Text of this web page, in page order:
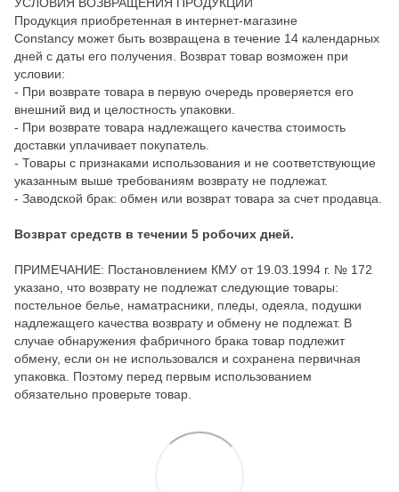
УСЛОВИЯ ВОЗВРАЩЕНИЯ ПРОДУКЦИИ
Продукция приобретенная в интернет-магазине
Constancy может быть возвращена в течение 14 календарных
дней с даты его получения. Возврат товар возможен при
условии:
- При возврате товара в первую очередь проверяется его
внешний вид и целостность упаковки.
- При возврате товара надлежащего качества стоимость
доставки уплачивает покупатель.
- Товары с признаками использования и не соответствующие
указанным выше требованиям возврату не подлежат.
- Заводской брак: обмен или возврат товара за счет продавца.
Возврат средств в течении 5 робочих дней.
ПРИМЕЧАНИЕ: Постановлением КМУ от 19.03.1994 г. № 172
указано, что возврату не подлежат следующие товары:
постельное белье, наматрасники, пледы, одеяла, подушки
надлежащего качества возврату и обмену не подлежат. В
случае обнаружения фабричного брака товар подлежит
обмену, если он не использовался и сохранена первичная
упаковка. Поэтому перед первым использованием
обязательно проверьте товар.